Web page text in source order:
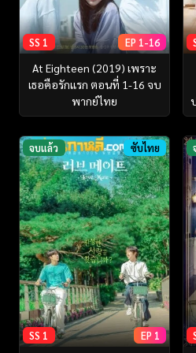
SS 1 EP 1-16
At Eighteen (2019) เพราะ
เธอคือรักแรก ตอนที่ 1-16 จบ
พากย์ไทย
จบแล้ว ซับไทย
SS 1 EP 1